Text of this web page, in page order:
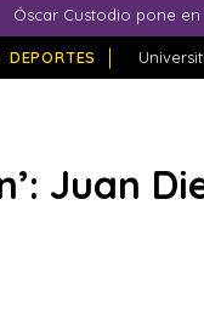
Óscar Custodio pone
DEPORTES
Juan